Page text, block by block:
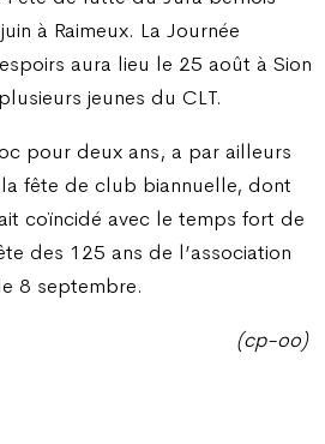
à Raimeux. La Journée
aura lieu le 25 août à Sion
jeunes du CLT.
pour deux ans, a par ailleurs
fête de club biannuelle, dont
coïncidé avec le temps fort de
des 125 ans de l’association
8 septembre.
(cp-oo)